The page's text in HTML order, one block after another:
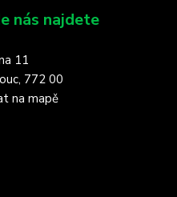
nás najdete
11
772 00
na mapě